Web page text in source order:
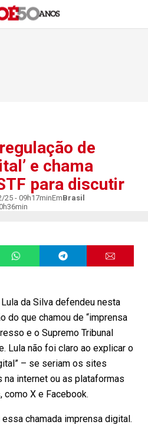
de
e chama
para discutir
25 - 09h17minEmBrasil
da Silva defendeu nesta
do que chamou de “imprensa
e o Supremo Tribunal
Lula não foi claro ao explicar o
– se seriam os sites
internet ou as plataformas
X e Facebook.
chamada imprensa digital.